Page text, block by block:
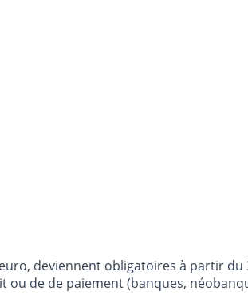
deviennent obligatoires à partir
de de paiement (banques,